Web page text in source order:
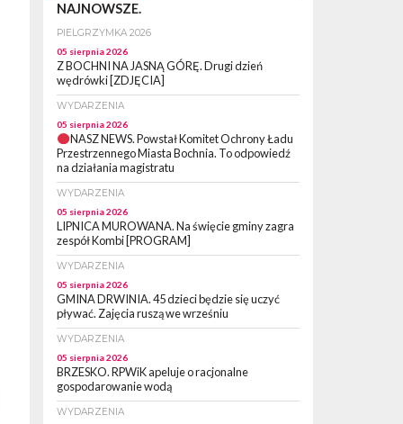
NAJNOWSZE.
PIELGRZYMKA 2026
05 sierpnia 2026
Z BOCHNI NA JASNĄ GÓRĘ. Drugi dzień
wędrówki [ZDJĘCIA]
WYDARZENIA
05 sierpnia 2026
NASZ NEWS. Powstał Komitet Ochrony Ładu
Przestrzennego Miasta Bochnia. To odpowiedź
na działania magistratu
WYDARZENIA
05 sierpnia 2026
LIPNICA MUROWANA. Na święcie gminy zagra
zespół Kombi [PROGRAM]
WYDARZENIA
05 sierpnia 2026
GMINA DRWINIA. 45 dzieci będzie się uczyć
pływać. Zajęcia ruszą we wrześniu
WYDARZENIA
05 sierpnia 2026
BRZESKO. RPWiK apeluje o racjonalne
gospodarowanie wodą
WYDARZENIA